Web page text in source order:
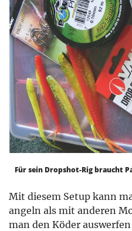
Für sein Dropshot-Rig braucht
Mit diesem Setup kann
angeln als mit anderen
man den Köder